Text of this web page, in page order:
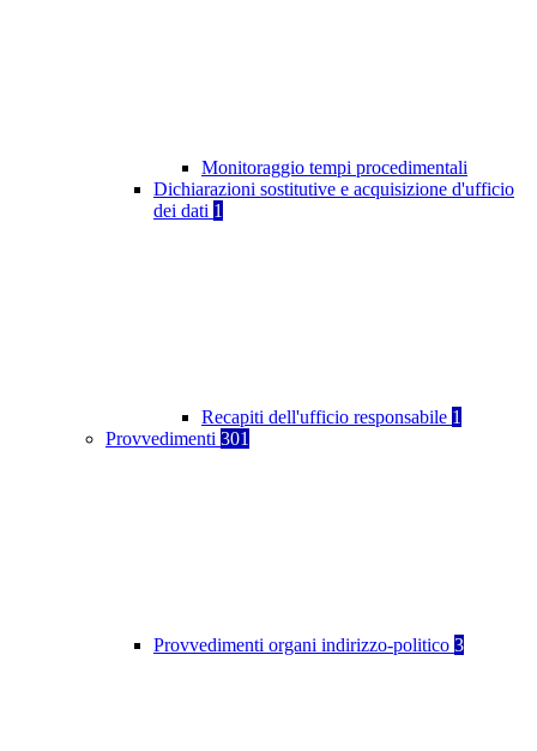
Monitoraggio tempi procedimentali
Dichiarazioni sostitutive e acquisizione d'ufficio
dei dati 1
Recapiti dell'ufficio responsabile 1
Provvedimenti 301
Provvedimenti organi indirizzo-politico 3